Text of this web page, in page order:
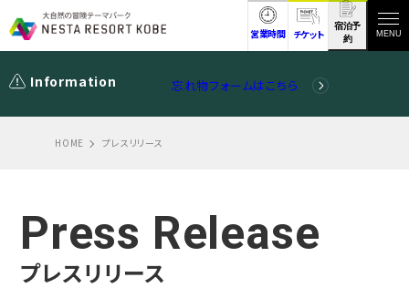
営業時間 チケット
宿泊予
約
MENU
Information 忘れ物フォームはこちら
HOME プレスリリース
Press Release
プレスリリース